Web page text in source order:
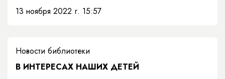
13 ноября 2022 г. 15:57
Новости библиотеки
В ИНТЕРЕСАХ НАШИХ ДЕТЕЙ